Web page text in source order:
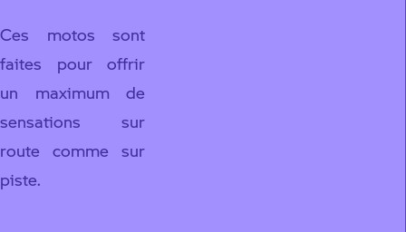
Ces motos sont
faites pour offrir
un maximum de
sensations sur
route comme sur
piste.